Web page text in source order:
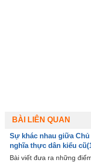
BÀI LIÊN QUAN
Sự khác nhau giữa
nghĩa thực dân kiểu
Bài viết đưa ra những